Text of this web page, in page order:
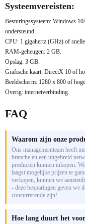
Systeemvereisten:
Besturingssysteem: Windows
ondersteund.
CPU: 1 gigahertz (GHz) of
RAM-geheugen: 2 GB.
Opslag: 3 GB.
Grafische kaart: DirectX 10 of
Beeldscherm: 1280 x 800 of
Overig: internetverbinding.
FAQ
Waarom zijn onze
Ons managementteam heeft
branche en een uitgebreid
producten kunnen inkopen.
laagst mogelijke prijzen te
verkopen, kunnen we
- deze besparingen geven we
concurrerende zijn!
Hoe lang duurt het